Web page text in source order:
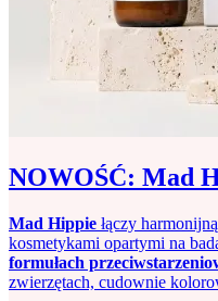
NOWOŚĆ: Mad
Mad Hippie łączy
kosmetykami opartymi na
formułach
zwierzętach, cudownie